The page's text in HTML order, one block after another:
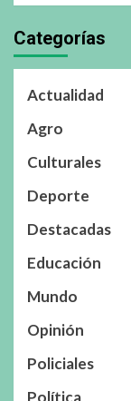
Categorías
Actualidad
Agro
Culturales
Deporte
Destacadas
Educación
Mundo
Opinión
Policiales
Política